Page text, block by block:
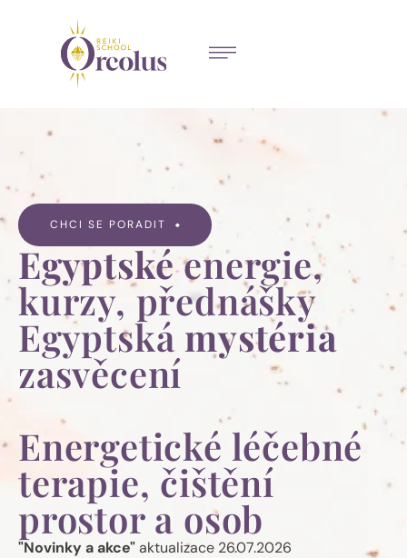
CHCI SE PORADIT
Egyptskéenergie,
kurzy, přednášky
Egyptská mystéria
zasvěcení
Energetické léčebné
terapie, čištění
prostor a osob
"Novinky a akce"aktualizace 26.07.2026